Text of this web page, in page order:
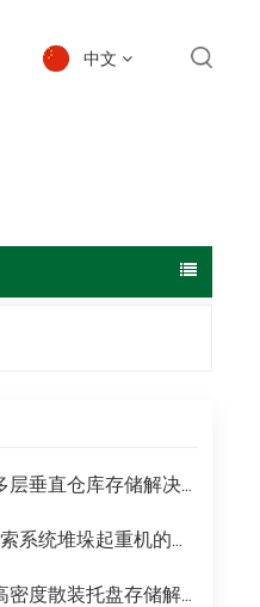
中文
العربية
português
中文
垂直仓库存储解决方案
垛起重机的完整日常维护计划
散装托盘存储解决方案